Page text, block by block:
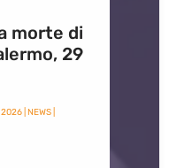
morte di
29
| NEWS|